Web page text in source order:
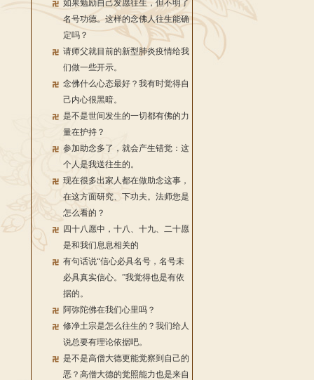
如果勉励自己发愿往生，但不明了
名号功德。这样的念佛人往生能确
定吗？
请师父就目前的新型肺炎疫情给我
们做一些开示。
念佛什么心态最好？我有时觉得自
己内心很黑暗。
是不是世间发生的一切都有佛的力
量在护持？
参加助念多了，就会产生错觉：这
个人是我送往生的。
现在很多出家人都在做助念这事，
在这方面研究、下功夫。法师您是
怎么看的？
四十八愿中，十八、十九、二十愿
是和我们息息相关的
有句话说“信心必具名号，名号未
必具真实信心。”我觉得也是有依
据的。
阿弥陀佛在我们心里吗？
修净土宗是怎么往生的？我们给人
说总要有理论依据吧。
是不是高僧大德更能觉察到自己的
恶？高僧大德的觉照能力也是来自